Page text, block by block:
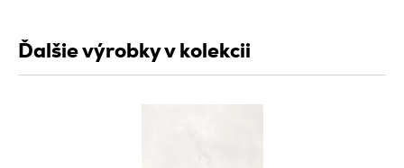
Ďalšie výrobky v kolekcii